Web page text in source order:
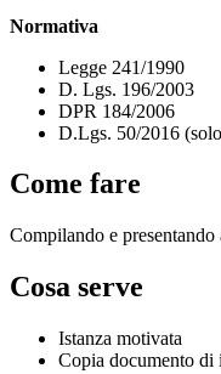
Normativa
Legge 241/1990
D. Lgs. 196/2003
DPR 184/2006
D.Lgs. 50/2016
Come fare
Compilando e
Cosa serve
Istanza motivata
Copia documento di